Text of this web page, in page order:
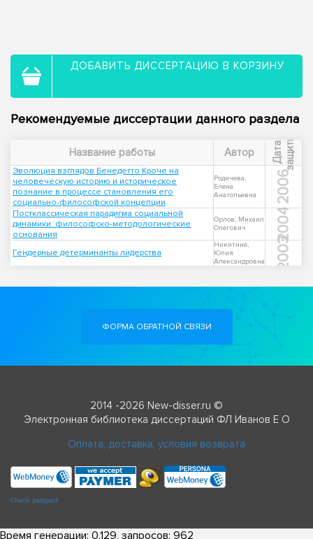
ДОБАВИТЬ ДИССЕРТАЦИЮ В КОРЗИНУ
Рекомендуемые диссертации данного раздела
Название работы Автор Д
а
т
а
з
а
щ
и
т ы
Эволюция взглядов Бенедетто Кроче на
человеческую историю и историческое
познание в процессе становления его
социально-философской концепции
Родичева,
Елена
Анатольевна
2006
Постклассическая парадигма социальной
динамики: философско-методологические
основания
Орлов, Михаил
Олегович
2004
Гендерные детерминанты лидерства
Никитина,
Юлия
Александровна
2003
ФОРМА ОБРАТНОЙ СВЯЗИ
2014 -2026 New-disser.ru ©
Электронная библиотека диссертаций ФЛ Иванов Е О
Оплата, доставка, условия возврата
Check passport
Время генерации: 0.129, запросов: 962